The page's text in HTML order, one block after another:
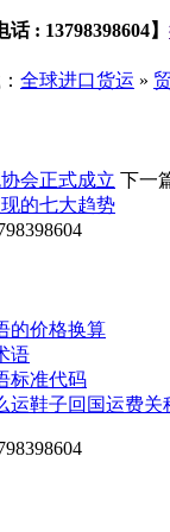
话 : 13798398604】
全球进口货运 »
会正式成立 下一
的七大趋势
的价格换算
语
标准代码
运鞋子回国运费关